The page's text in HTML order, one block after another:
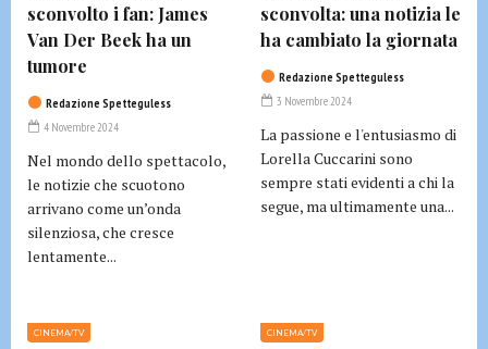
sconvolto i fan: James
Van Der Beek ha un
tumore
Redazione Spetteguless
4 Novembre 2024
Nel mondo dello spettacolo,
le notizie che scuotono
arrivano come un’onda
silenziosa, che cresce
lentamente...
sconvolta: una notizia le
ha cambiato la giornata
Redazione Spetteguless
3 Novembre 2024
La passione e l'entusiasmo di
Lorella Cuccarini sono
sempre stati evidenti a chi la
segue, ma ultimamente una...
CINEMA/TV CINEMA/TV